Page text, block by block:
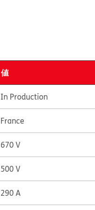
値
In Production
France
670 V
500 V
290 A